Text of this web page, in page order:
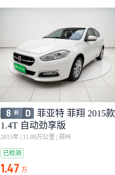
菲亚特 菲翔 2015款
1.4T 自动劲享版
2015年 11.89万公里 郑州
已检测
1.47 万